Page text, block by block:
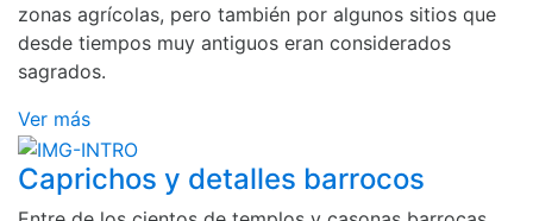
zonas agrícolas, pero también por algunos sitios que
desde tiempos muy antiguos eran considerados
sagrados.
Ver más
Caprichos y detalles barrocos